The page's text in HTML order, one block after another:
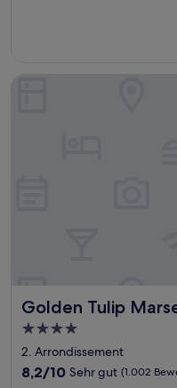
Golden Tulip
Golden Tulip Marseille
4.0-
Sterne-
Unterkunft
2. Arrondissement
8.2
8,2/10 Sehr gut (1.002
Golden Tulip Marseille